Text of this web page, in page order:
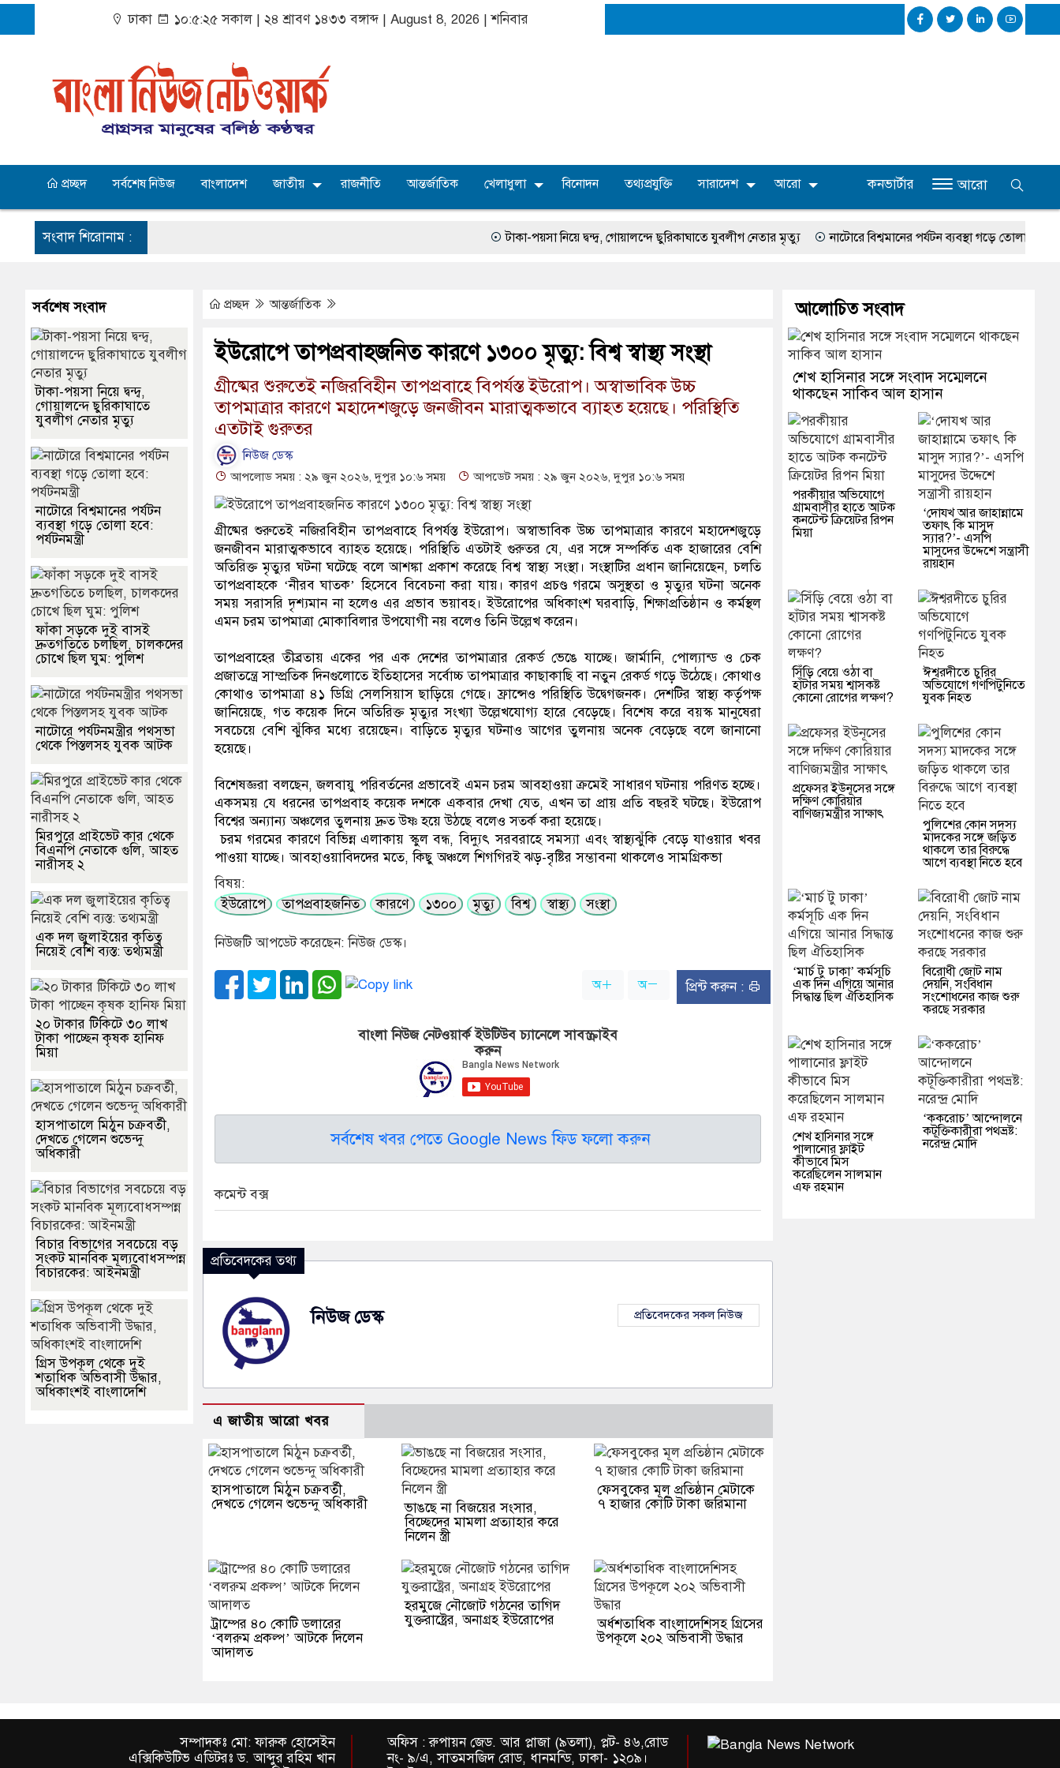
ঢাকা ১০:৫:২৫ সকাল |২৪ শ্রাবণ ১৪৩৩ বঙ্গাব্দ | August 8, 2026 |শনিবার
প্রচ্ছদ সর্বশেষ নিউজ বাংলাদেশ জাতীয় রাজনীতি আন্তর্জাতিক খেলাধুলা বিনোদন তথ্যপ্রযুক্তি সারাদেশ আরো কনভার্টার আরো
সংবাদ শিরোনাম : টাকা-পয়সা নিয়ে দ্বন্দ্ব, গোয়ালন্দে ছুরিকাঘাতে যুবলীগ নেতার মৃত্যু নাটোরে বিশ্বমানের পর্যটন ব্যবস্থা গড়ে তোলা হবে: পর্যটনমন্ত্রী
প্রচ্ছদ আন্তর্জাতিক
ইউরোপে তাপপ্রবাহজনিত কারণে ১৩০০ মৃত্যু: বিশ্ব স্বাস্থ্য সংস্থা
গ্রীষ্মের শুরুতেই নজিরবিহীন তাপপ্রবাহে বিপর্যস্ত ইউরোপ। অস্বাভাবিক উচ্চ
তাপমাত্রার কারণে মহাদেশজুড়ে জনজীবন মারাত্মকভাবে ব্যাহত হয়েছে। পরিস্থিতি
এতটাই গুরুতর
নিউজ ডেস্ক
আপলোড সময় : ২৯ জুন ২০২৬, দুপুর ১০:৬ সময় আপডেট সময় : ২৯ জুন ২০২৬, দুপুর ১০:৬ সময়
গ্রীষ্মের শুরুতেই নজিরবিহীন তাপপ্রবাহে বিপর্যস্ত ইউরোপ। অস্বাভাবিক উচ্চ তাপমাত্রার কারণে মহাদেশজুড়ে
জনজীবন মারাত্মকভাবে ব্যাহত হয়েছে। পরিস্থিতি এতটাই গুরুতর যে, এর সঙ্গে সম্পর্কিত এক হাজারের বেশি
অতিরিক্ত মৃত্যুর ঘটনা ঘটেছে বলে আশঙ্কা প্রকাশ করেছে বিশ্ব স্বাস্থ্য সংস্থা। সংস্থাটির প্রধান জানিয়েছেন, চলতি
তাপপ্রবাহকে ‘নীরব ঘাতক’ হিসেবে বিবেচনা করা যায়। কারণ প্রচণ্ড গরমে অসুস্থতা ও মৃত্যুর ঘটনা অনেক
সময় সরাসরি দৃশ্যমান না হলেও এর প্রভাব ভয়াবহ। ইউরোপের অধিকাংশ ঘরবাড়ি, শিক্ষাপ্রতিষ্ঠান ও কর্মস্থল
এমন চরম তাপমাত্রা মোকাবিলার উপযোগী নয় বলেও তিনি উল্লেখ করেন।
তাপপ্রবাহের তীব্রতায় একের পর এক দেশের তাপমাত্রার রেকর্ড ভেঙে যাচ্ছে। জার্মানি, পোল্যান্ড ও চেক
প্রজাতন্ত্রে সাম্প্রতিক দিনগুলোতে ইতিহাসের সর্বোচ্চ তাপমাত্রার কাছাকাছি বা নতুন রেকর্ড গড়ে উঠেছে। কোথাও
কোথাও তাপমাত্রা ৪১ ডিগ্রি সেলসিয়াস ছাড়িয়ে গেছে। ফ্রান্সেও পরিস্থিতি উদ্বেগজনক। দেশটির স্বাস্থ্য কর্তৃপক্ষ
জানিয়েছে, গত কয়েক দিনে অতিরিক্ত মৃত্যুর সংখ্যা উল্লেখযোগ্য হারে বেড়েছে। বিশেষ করে বয়স্ক মানুষেরা
সবচেয়ে বেশি ঝুঁকির মধ্যে রয়েছেন। বাড়িতে মৃত্যুর ঘটনাও আগের তুলনায় অনেক বেড়েছে বলে জানানো
হয়েছে।
বিশেষজ্ঞরা বলছেন, জলবায়ু পরিবর্তনের প্রভাবেই এমন চরম আবহাওয়া ক্রমেই সাধারণ ঘটনায় পরিণত হচ্ছে।
একসময় যে ধরনের তাপপ্রবাহ কয়েক দশকে একবার দেখা যেত, এখন তা প্রায় প্রতি বছরই ঘটছে। ইউরোপ
বিশ্বের অন্যান্য অঞ্চলের তুলনায় দ্রুত উষ্ণ হয়ে উঠছে বলেও সতর্ক করা হয়েছে।
চরম গরমের কারণে বিভিন্ন এলাকায় স্কুল বন্ধ, বিদ্যুৎ সরবরাহে সমস্যা এবং স্বাস্থ্যঝুঁকি বেড়ে যাওয়ার খবর
পাওয়া যাচ্ছে। আবহাওয়াবিদদের মতে, কিছু অঞ্চলে শিগগিরই ঝড়-বৃষ্টির সম্ভাবনা থাকলেও সামগ্রিকভা
বিষয়:
ইউরোপে
তাপপ্রবাহজনিত কারণে ১৩০০ মৃত্যু বিশ্ব স্বাস্থ্য সংস্থা
নিউজটি আপডেট করেছেন: নিউজ ডেস্ক।
অ অ প্রিন্ট করুন :
বাংলা নিউজ নেটওয়ার্ক ইউটিউব চ্যানেলে সাবস্ক্রাইব
করুন
সর্বশেষ খবর পেতে Google News ফিড ফলো করুন
কমেন্ট বক্স
প্রতিবেদকের তথ্য
নিউজ ডেস্ক প্রতিবেদকের সকল নিউজ
এ জাতীয় আরো খবর
হাসপাতালে মিঠুন চক্রবর্তী,
দেখতে গেলেন শুভেন্দু অধিকারী
ভাঙছে না বিজয়ের সংসার,
বিচ্ছেদের মামলা প্রত্যাহার করে
নিলেন স্ত্রী
ফেসবুকের মূল প্রতিষ্ঠান মেটাকে
৭ হাজার কোটি টাকা জরিমানা
ট্রাম্পের ৪০ কোটি ডলারের
‘বলরুম প্রকল্প’ আটকে দিলেন
আদালত
হরমুজে নৌজোট গঠনের তাগিদ
যুক্তরাষ্ট্রের, অনাগ্রহ ইউরোপের
অর্ধশতাধিক বাংলাদেশিসহ গ্রিসের
উপকূলে ২০২ অভিবাসী উদ্ধার
সর্বশেষ সংবাদ
টাকা-পয়সা নিয়ে দ্বন্দ্ব,
গোয়ালন্দে ছুরিকাঘাতে
যুবলীগ নেতার মৃত্যু
নাটোরে বিশ্বমানের পর্যটন
ব্যবস্থা গড়ে তোলা হবে:
পর্যটনমন্ত্রী
ফাঁকা সড়কে দুই বাসই
দ্রুতগতিতে চলছিল, চালকদের
চোখে ছিল ঘুম: পুলিশ
নাটোরে পর্যটনমন্ত্রীর পথসভা
থেকে পিস্তলসহ যুবক আটক
মিরপুরে প্রাইভেট কার থেকে
বিএনপি নেতাকে গুলি, আহত
নারীসহ ২
এক দল জুলাইয়ের কৃতিত্ব
নিয়েই বেশি ব্যস্ত: তথ্যমন্ত্রী
২০ টাকার টিকিটে ৩০ লাখ
টাকা পাচ্ছেন কৃষক হানিফ
মিয়া
হাসপাতালে মিঠুন চক্রবর্তী,
দেখতে গেলেন শুভেন্দু
অধিকারী
বিচার বিভাগের সবচেয়ে বড়
সংকট মানবিক মূল্যবোধসম্পন্ন
বিচারকের: আইনমন্ত্রী
গ্রিস উপকূল থেকে দুই
শতাধিক অভিবাসী উদ্ধার,
অধিকাংশই বাংলাদেশি
আলোচিত সংবাদ
শেখ হাসিনার সঙ্গে সংবাদ সম্মেলনে
থাকছেন সাকিব আল হাসান
পরকীয়ার অভিযোগে
গ্রামবাসীর হাতে আটক
কনটেন্ট ক্রিয়েটর রিপন
মিয়া
‘দোযখ আর জাহান্নামে
তফাৎ কি মাসুদ
স্যার?’- এসপি
মাসুদের উদ্দেশে সন্ত্রাসী
রায়হান
সিঁড়ি বেয়ে ওঠা বা
হাঁটার সময় শ্বাসকষ্ট
কোনো রোগের লক্ষণ?
ঈশ্বরদীতে চুরির
অভিযোগে গণপিটুনিতে
যুবক নিহত
প্রফেসর ইউনূসের সঙ্গে
দক্ষিণ কোরিয়ার
বাণিজ্যমন্ত্রীর সাক্ষাৎ
পুলিশের কোন সদস্য
মাদকের সঙ্গে জড়িত
থাকলে তার বিরুদ্ধে
আগে ব্যবস্থা নিতে হবে
‘মার্চ টু ঢাকা’ কর্মসূচি
এক দিন এগিয়ে আনার
সিদ্ধান্ত ছিল ঐতিহাসিক
বিরোধী জোট নাম
দেয়নি, সংবিধান
সংশোধনের কাজ শুরু
করছে সরকার
শেখ হাসিনার সঙ্গে
পালানোর ফ্লাইট
কীভাবে মিস
করেছিলেন সালমান
এফ রহমান
‘ককরোচ’ আন্দোলনে
কটূক্তিকারীরা পথভ্রষ্ট:
নরেন্দ্র মোদি
সম্পাদকঃ মো: ফারুক হোসেইন
এক্সিকিউটিভ এডিটরঃ ড. আব্দুর রহিম খান
অফিস : রুপায়ন জেড. আর প্লাজা (৯তলা), প্লট- ৪৬,রোড
নং- ৯/এ, সাতমসজিদ রোড, ধানমন্ডি, ঢাকা- ১২০৯।